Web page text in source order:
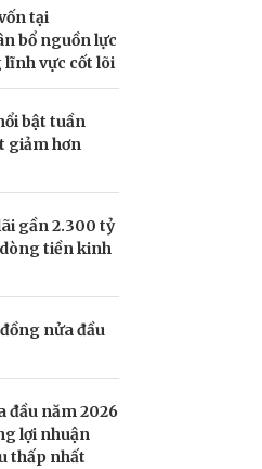
tại
bổ nguồn lực
vực cốt lõi
bật tuần
giảm hơn
gần 2.300 tỷ
tiền kinh
nửa đầu
đầu năm 2026
lợi nhuận
thấp nhất